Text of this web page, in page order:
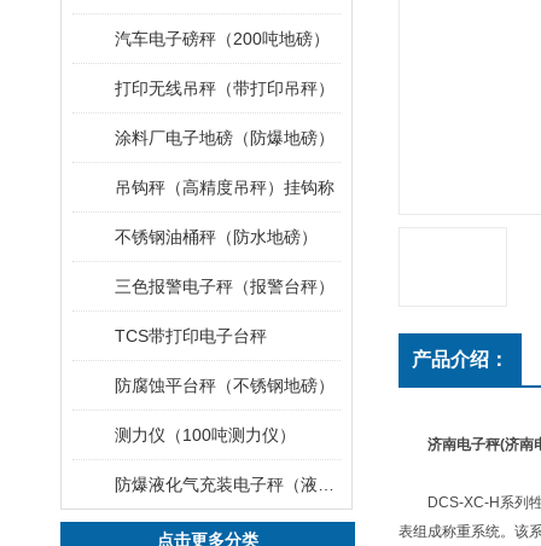
汽车电子磅秤（200吨地磅）
打印无线吊秤（带打印吊秤）
涂料厂电子地磅（防爆地磅）
吊钩秤（高精度吊秤）挂钩称
不锈钢油桶秤（防水地磅）
三色报警电子秤（报警台秤）
TCS带打印电子台秤
防腐蚀平台秤（不锈钢地磅）
测力仪（100吨测力仪）
点击更多分类
产品介绍：
济南电子秤(济南
DCS-XC-H系列牲
表组成称重系统。该